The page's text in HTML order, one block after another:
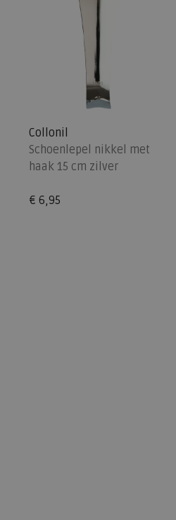
Collonil
Schoenlepel nikkel met
haak 15 cm zilver
€ 6,95